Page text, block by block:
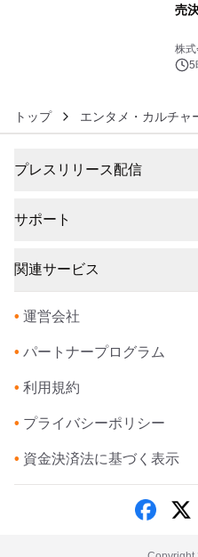
売
株
5
トップ エンタメ・カルチャ
プレスリリース配信
サポート
関連サービス
• 運営会社
• パートナープログラム
• 利用規約
• プライバシーポリシー
• 資金決済法に基づく表示